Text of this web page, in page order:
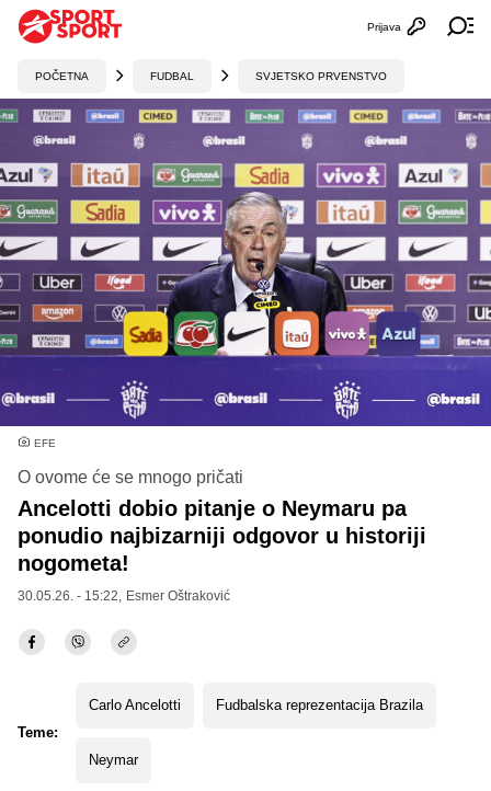
Otvori
Prijava
POČETNA FUDBAL SVJETSKO PRVENSTVO
EFE
O ovome će se mnogo pričati
Ancelotti dobio pitanje o Neymaru pa
ponudio najbizarniji odgovor u historiji
nogometa!
30.05.26. - 15:22, Esmer Oštraković
Teme:
Carlo Ancelotti Fudbalska reprezentacija Brazila
Neymar